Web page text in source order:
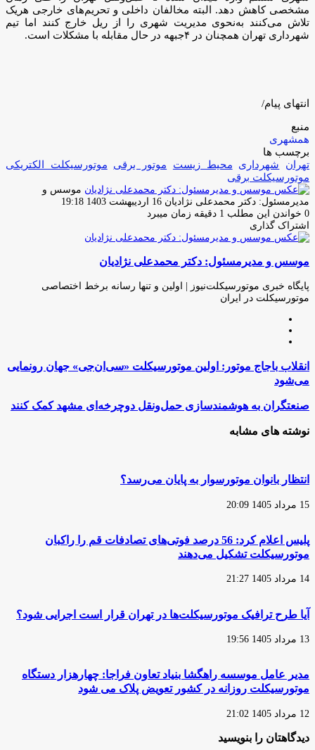
مشخصی کاهش دهد. البته مخالفان داخلی و تحریم‌های خارجی هریک
تلاش می‌کنند به‌نحوی مدیریت شهری را از ریل خارج کنند اما تیم
شهرداری تهران همچنان در ۴جبهه در حال مقابله با مشکلات است.
انتهای پیام/
منبع
همشهری
برچسب ها
تهران
شهرداری محیط زیست موتور برقی
موتورسیکلت الکتریکى
موتورسیکلت برقى
موسس و
مدیرمسئول: دکتر محمدعلی نژادیان ارسال
ایمیل
16 اردیبهشت 1403 19:18
0 خواندن این مطلب 1 دقیقه زمان میبرد
اشتراک گذاری
فیس
توئیتر
لینکدین
واتس
تلگرام
اشتراک
از
ایمیل
چاپ
موسس و مدیرمسئول: دکتر محمدعلی نژادیان
پایگاه خبری موتورسیکلت‌نیوز | اولین و تنها رسانه برخط اختصاصی
موتورسیکلت در ایران
انقلاب
باجاج
موتور:
موتورسیکلت
«سی‌ان‌جی»
جهان
انقلاب باجاج موتور: اولین موتورسیکلت «سی‌ان‌جی» جهان رونمایی
می‌شود
صنعتگران
هوشمندسازی
حمل‌ونقل
کمک
کنند
صنعتگران به هوشمندسازی حمل‌ونقل دوچرخه‌ای مشهد کمک کنند
نوشته های مشابه
انتظار بانوان موتورسوار به پایان می‌رسد؟
15 مرداد 1405 20:09
پلیس اعلام کرد: 56 درصد فوتی‌های تصادفات قم را راکبان
موتورسیکلت تشکیل می‌دهند
14 مرداد 1405 21:27
آیا طرح ترافیک موتورسیکلت‌ها در تهران قرار است اجرایی شود؟
13 مرداد 1405 19:56
مدیر عامل موسسه راهگشا بنیاد تعاون فراجا: چهارهزار دستگاه
موتورسیکلت روزانه در کشور تعویض پلاک می شود
12 مرداد 1405 21:02
دیدگاهتان را بنویسید